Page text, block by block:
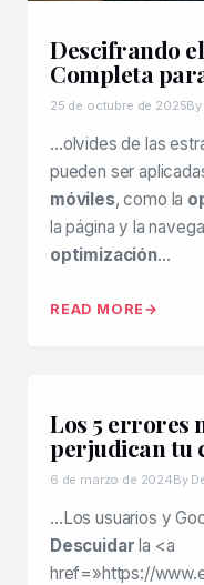
Descifrando
Completa
25 de octubre de 2025
…olvides de las
pueden ser
móviles, como la
la página y la
optimización…
READ MORE
Los 5 errores
perjudican tu
6 de marzo de 2024By
…Los usuarios y
Descuidar la <a
href=»https://